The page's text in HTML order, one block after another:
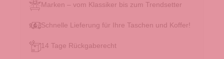
Marken – vom Klassiker bis zum Trendsetter
Schnelle Lieferung für Ihre Taschen und Koffer!
14 Tage Rückgaberecht